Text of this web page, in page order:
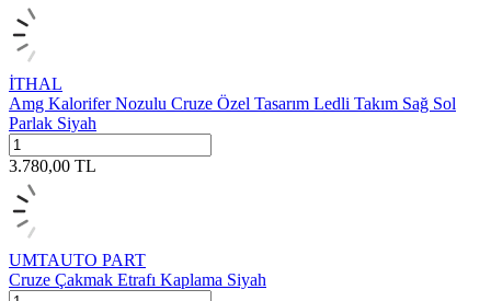
İTHAL
Amg Kalorifer Nozulu Cruze Özel Tasarım Ledli Takım Sağ Sol
Parlak Siyah
3.780,00 TL
UMTAUTO PART
Cruze Çakmak Etrafı Kaplama Siyah